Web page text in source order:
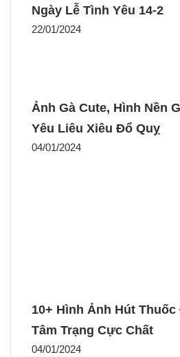
Ngày Lễ Tình Yêu 14-2
22/01/2024
Ảnh Gà Cute, Hình Nền
Yêu Liêu Xiêu Đổ Quỵ
04/01/2024
10+ Hình Ảnh Hút
Tâm Trạng Cực Chất
04/01/2024